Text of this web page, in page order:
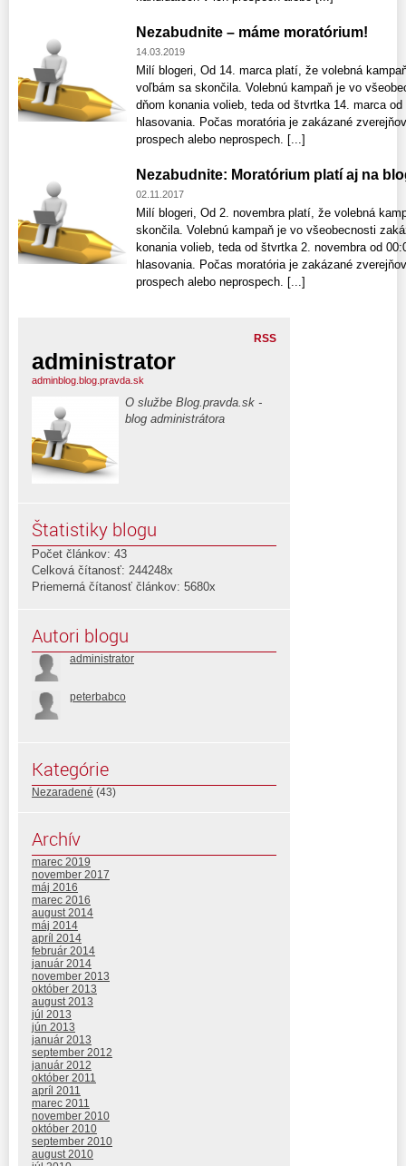
Nezabudnite – máme moratórium!
14.03.2019
Milí blogeri, Od 14. marca platí, že volebná
voľbám sa skončila. Volebnú kampaň je vo
dňom konania volieb, teda od štvrtka 14. marca
hlasovania. Počas moratória je zakázané
prospech alebo neprospech. [...]
Nezabudnite: Moratórium platí aj na
02.11.2017
Milí blogeri, Od 2. novembra platí, že volebná
skončila. Volebnú kampaň je vo všeobecnosti
konania volieb, teda od štvrtka 2. novembra od
hlasovania. Počas moratória je zakázané
prospech alebo neprospech. [...]
RSS
administrator
adminblog.blog.pravda.sk
O službe Blog.pravda.sk -
blog administrátora
Štatistiky blogu
Počet článkov: 43
Celková čítanosť: 244248x
Priemerná čítanosť článkov: 5680x
Autori blogu
administrator
peterbabco
Kategórie
Nezaradené (43)
Archív
marec 2019
november 2017
máj 2016
marec 2016
august 2014
máj 2014
apríl 2014
február 2014
január 2014
november 2013
október 2013
august 2013
júl 2013
jún 2013
január 2013
september 2012
január 2012
október 2011
apríl 2011
marec 2011
november 2010
október 2010
september 2010
august 2010